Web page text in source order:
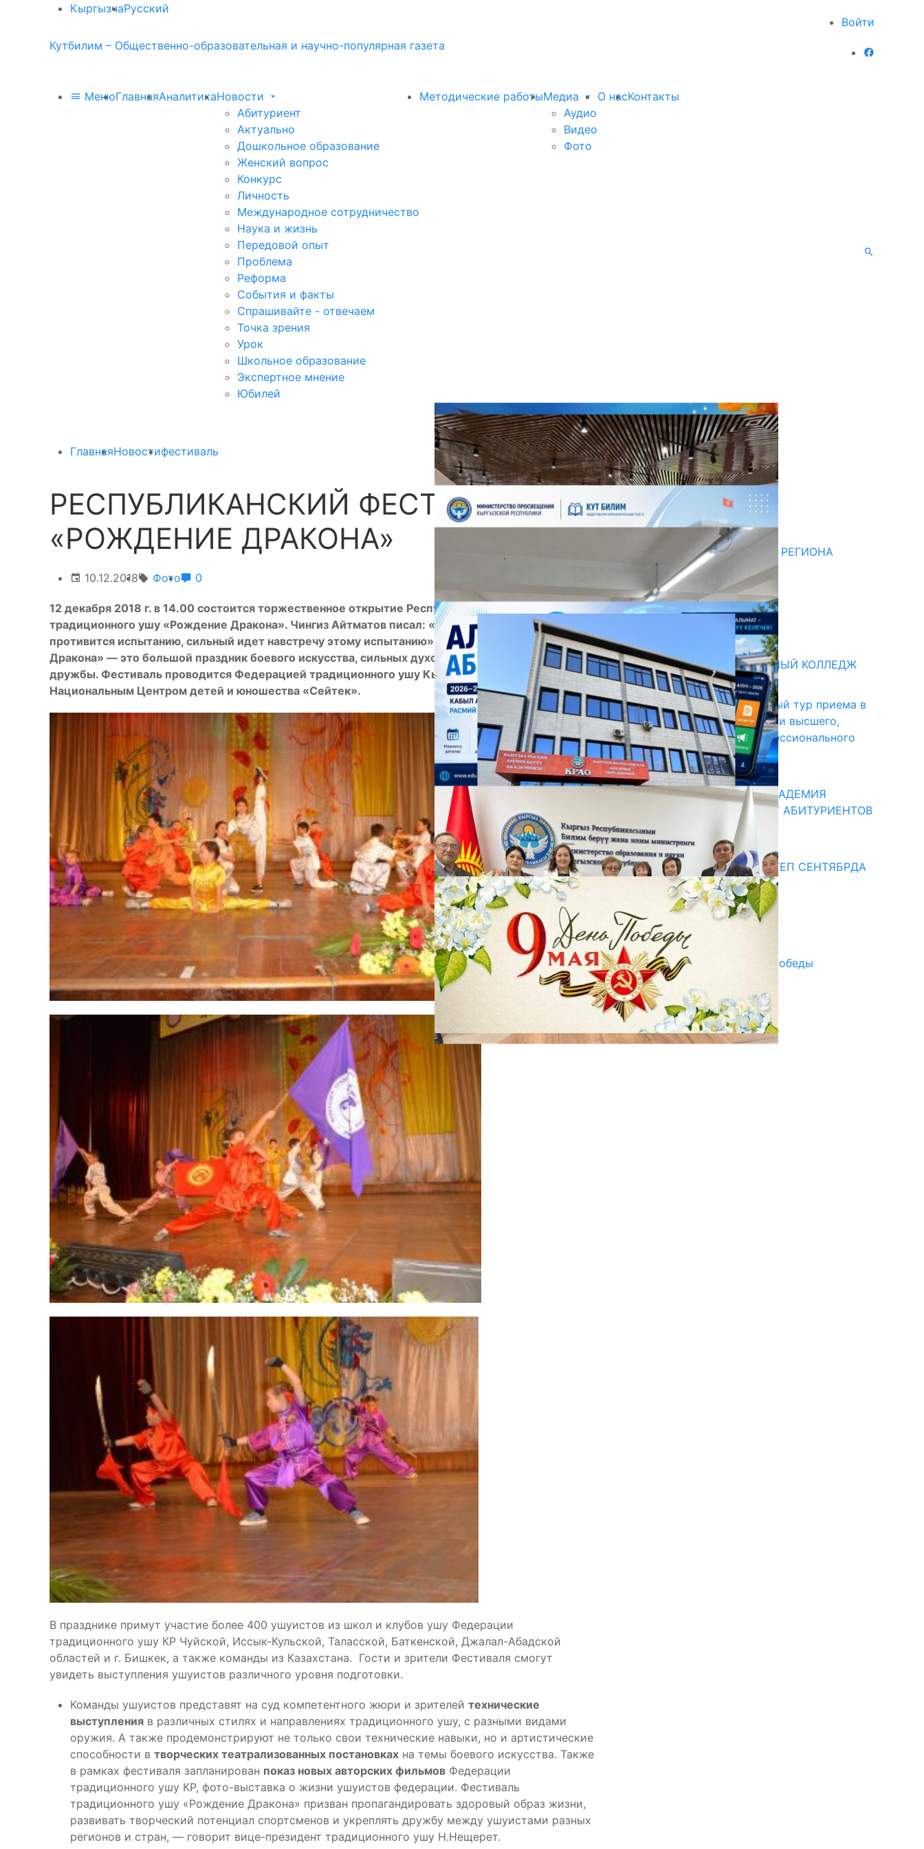
КыргызчаРусский
Войти
Кутбилим – Общественно-образовательная и научно-популярная газета
МенюГлавнаяАналитикаНовости
Абитуриент
Актуально
Дошкольное образование
Женский вопрос
Конкурс
Личность
Международное сотрудничество
Наука и жизнь
Передовой опыт
Проблема
Реформа
События и факты
Спрашивайте - отвечаем
Точка зрения
Урок
Школьное образование
Экспертное мнение
Юбилей
Методические работыМедиа
Аудио
Видео
Фото
О насКонтакты
ГлавнаяНовостифестиваль
РЕСПУБЛИКАНСКИЙ ФЕСТИВАЛЬ
«РОЖДЕНИЕ ДРАКОНА»
10.12.2018 Фото 0
12 декабря 2018 г. в 14.00 состоится торжественное открытие Республиканского фестиваля
традиционного ушу «Рождение Дракона». Чингиз Айтматов писал: «Слабый духом человек
противится испытанию, сильный идет навстречу этому испытанию». Фестиваль «Рождение
Дракона» — это большой праздник боевого искусства, сильных духом людей, творчества и
дружбы. Фестиваль проводится Федерацией традиционного ушу Кыргызской Республики,
Национальным Центром детей и юношества «Сейтек».
В празднике примут участие более 400 ушуистов из школ и клубов ушу Федерации
традиционного ушу КР Чуйской, Иссык-Кульской, Таласской, Баткенской, Джалал-Абадской
областей и г. Бишкек, а также команды из Казахстана. Гости и зрители Фестиваля смогут
увидеть выступления ушуистов различного уровня подготовки.
Команды ушуистов представят на суд компетентного жюри и зрителей технические
выступления в различных стилях и направлениях традиционного ушу, с разными видами
оружия. А также продемонстрируют не только свои технические навыки, но и артистические
способности в творческих театрализованных постановках на темы боевого искусства. Также
в рамках фестиваля запланирован показ новых авторских фильмов Федерации
традиционного ушу КР, фото-выставка о жизни ушуистов федерации. Фестиваль
традиционного ушу «Рождение Дракона» призван пропагандировать здоровый образ жизни,
развивать творческий потенциал спортсменов и укреплять дружбу между ушуистами разных
регионов и стран, — говорит вице-президент традиционного ушу Н.Нещерет.
Последние новости
НЕДЕЛЯ В ОБЗОРЕ
07.08.2026
ДЛЯ МЕТОДИСТОВ ЮЖНОГО РЕГИОНА
НАЧАЛОСЬ ОБУЧЕНИЕ
05.08.2026
НЕДЕЛЯ В ОБЗОРЕ
Абитуриент
БИШКЕКСКИЙ УНИВЕРСАЛЬНЫЙ КОЛЛЕДЖ
17.07.2026
В Кыргызстане начался первый тур приема в
образовательные организации высшего,
среднего и начального профессионального
образования
13.07.2026
КЫРГЫЗКО-РОССИЙСКАЯ АКАДЕМИЯ
ОБРАЗОВАНИЯ ПРИГЛАШАЕТ АБИТУРИЕНТОВ
10.07.2026
Медиа
СУЗАКТА 750 ОРУНДУУ МЕКТЕП СЕНТЯБРДА
ПАЙДАЛАНУУГА БЕРИЛЕТ
07.08.2025
Улуу Жеңиштин жандуу сөзү
29.04.2025
Награды в преддверии Дня Победы
29.04.2025